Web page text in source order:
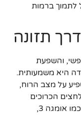
לתמוך ברמות
תזונה
והשפעת
היא משמעותית.
על מצב הרוח,
הכרוכים
בהיריון ובתהליך הלידה. חומרים מזינים כמו אומגה 3,